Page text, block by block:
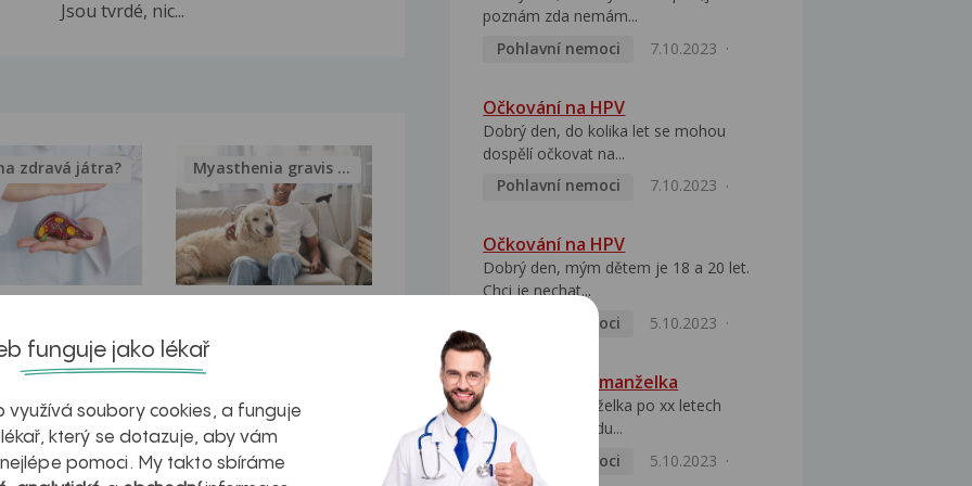
Jsou tvrdé, nic...
v datech a
zdravá játra?
léčba
myastenie –
naděje pro ty,
Myasthenia gravis – vše, co...
poznám zda nemám...
Pohlavní nemoci
7.10.2023
Očkování na HPV
Dobrý den, do kolika let se mohou
dospělí očkovat na...
Pohlavní nemoci
7.10.2023
Očkování na HPV
Dobrý den, mým dětem je 18 a 20 let.
Chci je nechat...
Pohlavní nemoci
5.10.2023
HPV pozitivní manželka
Dobrý den, manželka po xx letech
přivezla z Východu...
Pohlavní nemoci
5.10.2023
funguje jako lékař
využívá soubory cookies, a funguje
který se dotazuje, aby vám
pomoci. My takto sbíráme